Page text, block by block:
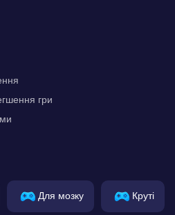
гри
Для мозку Круті